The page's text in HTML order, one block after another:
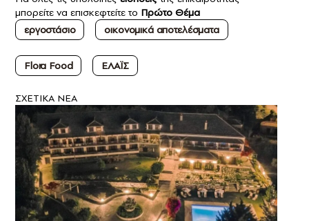
μπορείτε να επισκεφτείτε το Πρώτο Θέμα
εργοστάσιο
οικονομικά αποτελέσματα
Flora Food ΕΛΑΪΣ
ΣXETIKA NEA